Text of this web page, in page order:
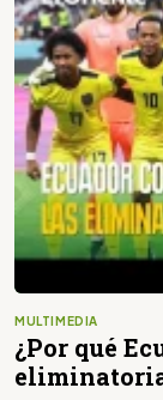
MULTIMEDIA
¿Por qué